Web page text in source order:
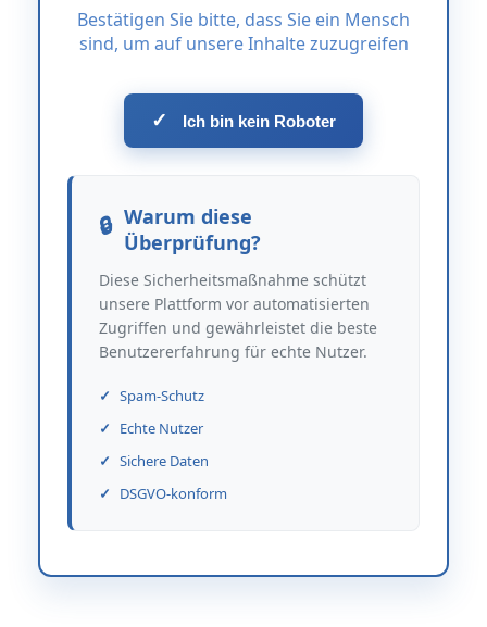
Bestätigen Sie bitte, dass Sie ein Mensch
sind, um auf unsere Inhalte zuzugreifen
✓ Ich bin kein Roboter
Warum diese
Überprüfung?
Diese Sicherheitsmaßnahme schützt
unsere Plattform vor automatisierten
Zugriffen und gewährleistet die beste
Benutzererfahrung für echte Nutzer.
Spam-Schutz
Echte Nutzer
Sichere Daten
DSGVO-konform